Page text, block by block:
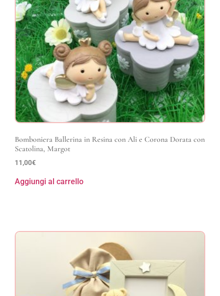
Bomboniera Ballerina in Resina con Ali e Corona Dorata con
Scatolina, Margot
11,00€
Aggiungi al carrello